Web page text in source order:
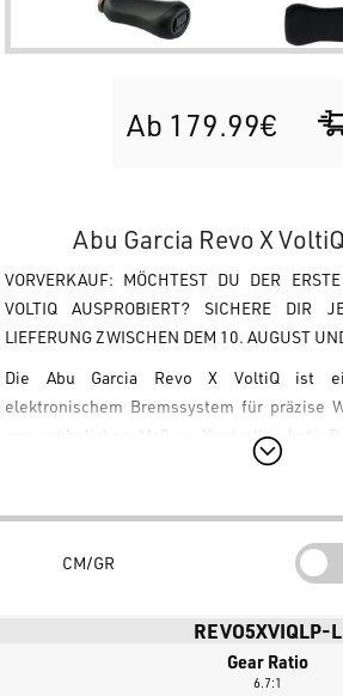
Ab 179.99€
Abu Garcia Revo X
VORVERKAUF: MÖCHTEST DU DER
VOLTIQ AUSPROBIERT? SICHERE DIR
LIEFERUNG ZWISCHEN DEM 10. AUGUST
Die Abu Garcia Revo X VoltiQist
elektronischem Bremssystem für präzise
ungewöhnliches Maß an Kontrolle. Jede
eine asymmetrische Form für
unter Last sicherstellt.
Technische
Bremssystem für automatische
Schnurführer nach
CM/GR
REVO5XVIQLP-L
Gear Ratio
6.7:1